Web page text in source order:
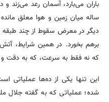
ساله میان زمین و هوا معلق
دیگر در معرض سقوط از چند
برهم بخورد. در همین شرایط،
که نه فقط به سرعت، که به دقت
این تنها یکی از ده‌ها عملیاتی
شده؛ عملیاتی که به گفته جلال